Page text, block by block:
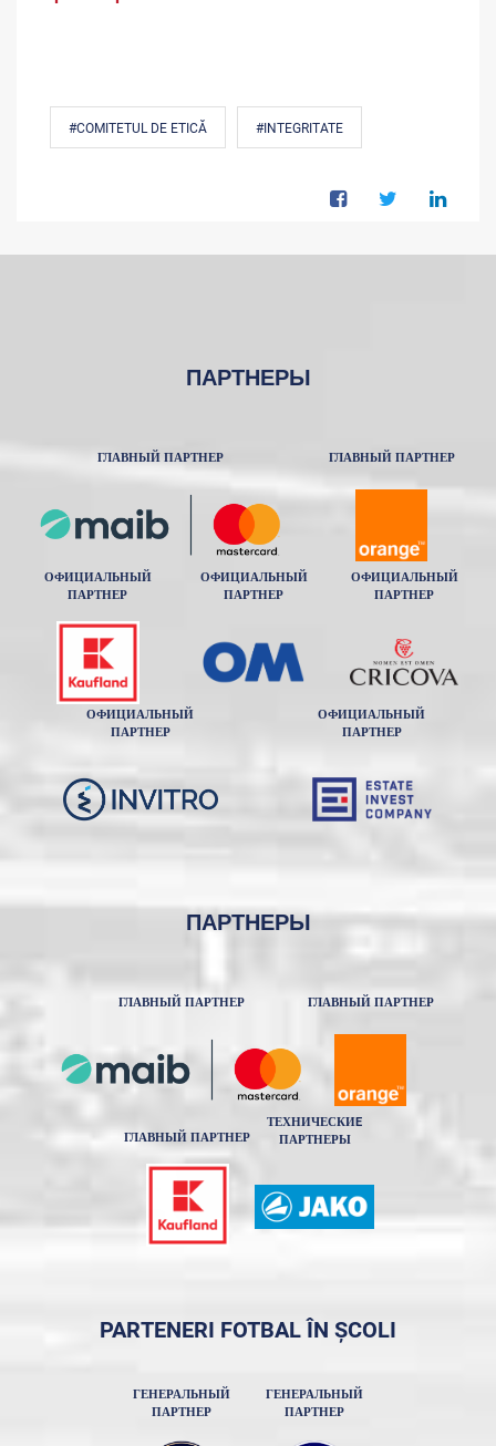
#COMITETUL DE ETICĂ #INTEGRITATE
ПАРТНЕРЫ
ГЛАВНЫЙ ПАРТНЕР ГЛАВНЫЙ ПАРТНЕР
ОФИЦИАЛЬНЫЙ
ПАРТНЕР
ОФИЦИАЛЬНЫЙ
ПАРТНЕР
ОФИЦИАЛЬНЫЙ
ПАРТНЕР
ОФИЦИАЛЬНЫЙ
ПАРТНЕР
ОФИЦИАЛЬНЫЙ
ПАРТНЕР
ПАРТНЕРЫ
ГЛАВНЫЙ ПАРТНЕР ГЛАВНЫЙ ПАРТНЕР
ГЛАВНЫЙ ПАРТНЕР
ТЕХНИЧЕСКИE
ПАРТНЕРЫ
PARTENERI FOTBAL ÎN ȘCOLI
ГЕНЕРАЛЬНЫЙ
ПАРТНЕР
ГЕНЕРАЛЬНЫЙ
ПАРТНЕР